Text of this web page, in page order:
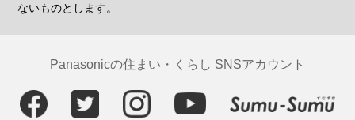
ないものとします。
Panasonicの住まい・くらし SNSアカウント